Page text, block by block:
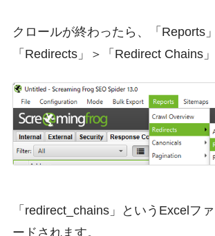
クロールが終わったら、「Reports
「Redirects」＞「Redirect Chains」
「redirect_chains」というExcelフ
ードされます。